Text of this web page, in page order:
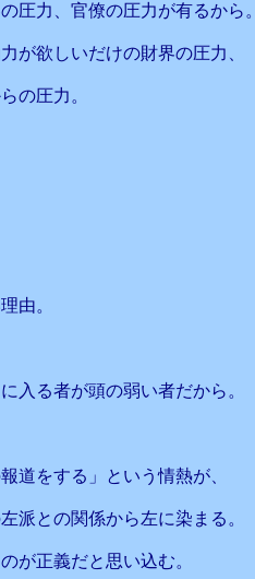
圧力、官僚の圧力が有るから。
が欲しいだけの財界の圧力、
の圧力。
由。
入る者が頭の弱い者だから。
道をする」という情熱が、
派との関係から左に染まる。
が正義だと思い込む。